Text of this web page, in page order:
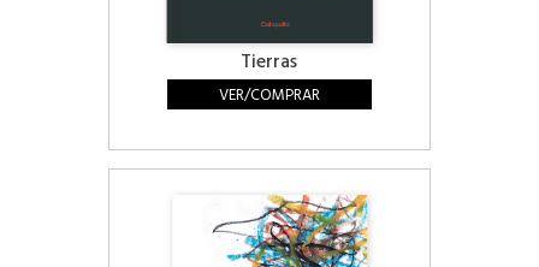
Tierras
VER/COMPRAR